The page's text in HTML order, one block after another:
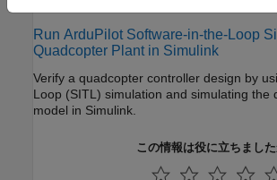
Run ArduPilot Software-in-the-Loop
Quadcopter Plant in Simulink
Verify a quadcopter controller design by
Loop (SITL) simulation and simulating the quadcopter plant
model in Simulink.
この情報は役に立ちました